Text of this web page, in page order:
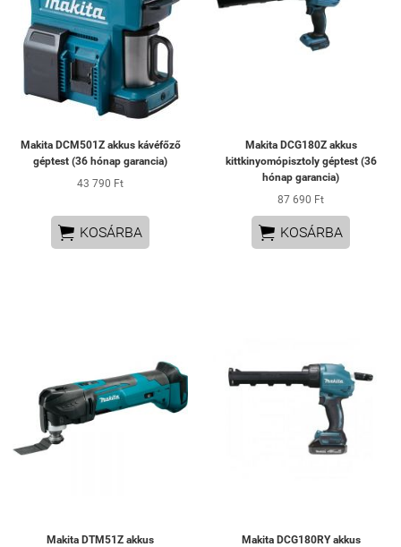
Makita DCM501Z akkus kávéfőző
géptest (36 hónap garancia)
43 790 Ft
 KOSÁRBA
Makita DCG180Z akkus
kittkinyomópisztoly géptest (36
hónap garancia)
87 690 Ft
 KOSÁRBA
Makita DTM51Z akkus
Makita DCG180RY akkus